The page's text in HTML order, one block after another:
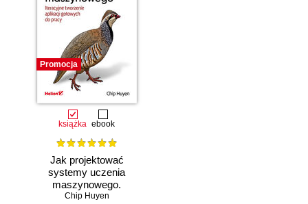
Promocja
książka ebook
Jak projektować
systemy uczenia
maszynowego.
Iteracyjne
Chip Huyen